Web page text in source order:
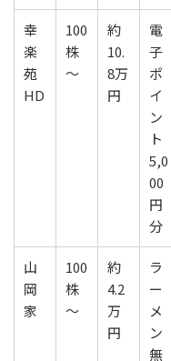
幸
楽
苑
HD
100
株
～
約
10.
8万
円
電
子
ポ
イ
ン
ト
5,0
00
円
分
山
岡
家
100
株
～
約
4.2
万
円
ラ
ー
メ
ン
無